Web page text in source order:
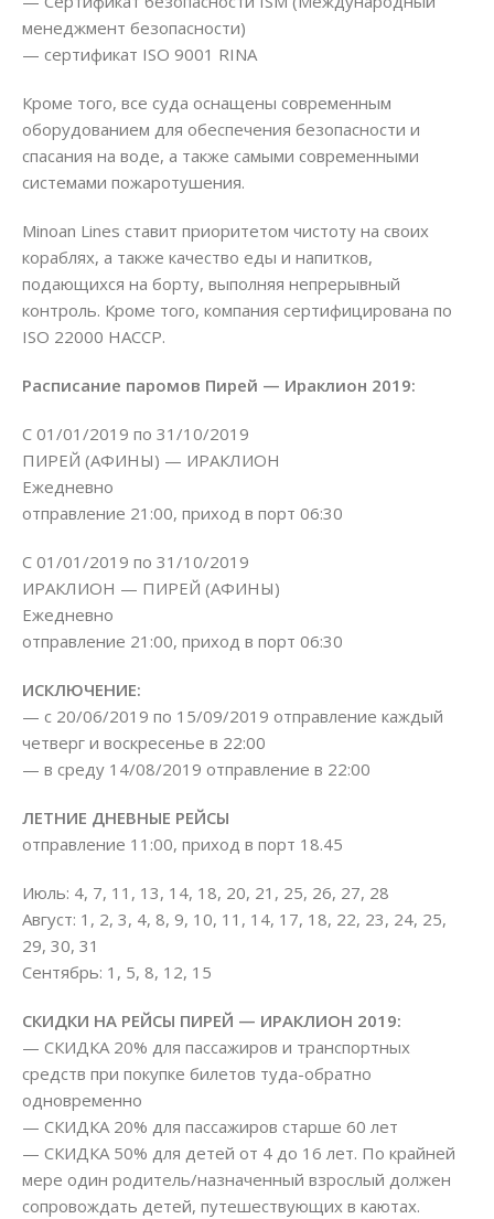
менеджмент безопасности)
— сертификат ISO 9001 RINA
Кроме того, все суда оснащены современным
оборудованием для обеспечения безопасности и
спасания на воде, а также самыми современными
системами пожаротушения.
Minoan Lines ставит приоритетом чистоту на своих
кораблях, а также качество еды и напитков,
подающихся на борту, выполняя непрерывный
контроль. Кроме того, компания сертифицирована по
ISO 22000 HACCP.
Расписание паромов Пирей — Ираклион 2019:
С 01/01/2019 по 31/10/2019
ПИРЕЙ (АФИНЫ) — ИРАКЛИОН
Ежедневно
отправление 21:00, приход в порт 06:30
С 01/01/2019 по 31/10/2019
ИРАКЛИОН — ПИРЕЙ (АФИНЫ)
Ежедневно
отправление 21:00, приход в порт 06:30
ИСКЛЮЧЕНИЕ:
— с 20/06/2019 по 15/09/2019 отправление каждый
четверг и воскресенье в 22:00
— в среду 14/08/2019 отправление в 22:00
ЛЕТНИЕ ДНЕВНЫЕ РЕЙСЫ
отправление 11:00, приход в порт 18.45
Июль: 4, 7, 11, 13, 14, 18, 20, 21, 25, 26, 27, 28
Август: 1, 2, 3, 4, 8, 9, 10, 11, 14, 17, 18, 22, 23, 24, 25,
29, 30, 31
Сентябрь: 1, 5, 8, 12, 15
СКИДКИ НА РЕЙСЫ ПИРЕЙ — ИРАКЛИОН 2019:
— СКИДКА 20% для пассажиров и транспортных
средств при покупке билетов туда-обратно
одновременно
— СКИДКА 20% для пассажиров старше 60 лет
— СКИДКА 50% для детей от 4 до 16 лет. По крайней
мере один родитель/назначенный взрослый должен
сопровождать детей, путешествующих в каютах.